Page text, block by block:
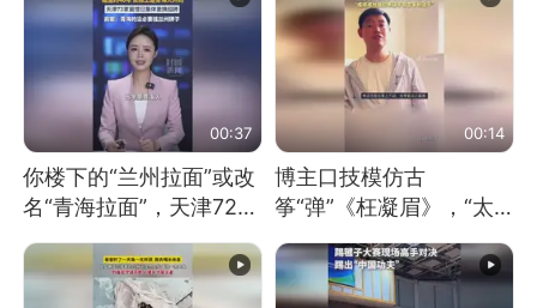
友：一开始我没笑 但看
到洗手盆我没绷住
00:37
你楼下的“兰州拉面”或改
名“青海拉面”，天津72家
00:14
博主口技模仿古
筝“弹”《枉凝眉》，“太
吗？”“或将成为首位考级
不带古筝的选手。”（来